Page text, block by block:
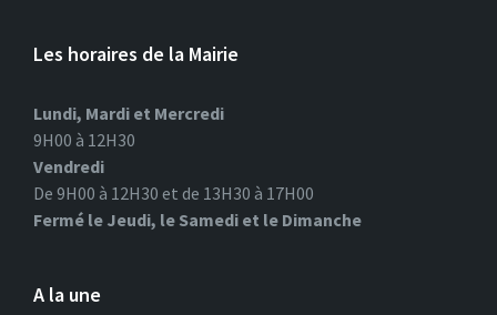
Les horaires de la Mairie
Lundi, Mardi et Mercredi
9H00 à 12H30
Vendredi
De 9H00 à 12H30 et de 13H30 à 17H00
Fermé le Jeudi, le Samedi et le Dimanche
A la une